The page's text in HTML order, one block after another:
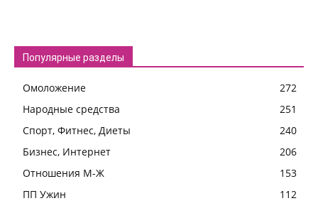
Популярные разделы
Омоложение
272
Народные средства
251
Спорт, Фитнес, Диеты
240
Бизнес, Интернет
206
Отношения М-Ж
153
ПП Ужин
112